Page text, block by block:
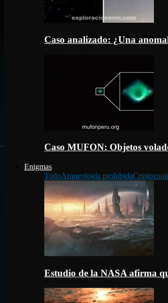
Caso analizado: ¿Una
Caso MUFON: Objetos
Enigmas
TodoArqueología prohibida
Estudio de la NASA afirma